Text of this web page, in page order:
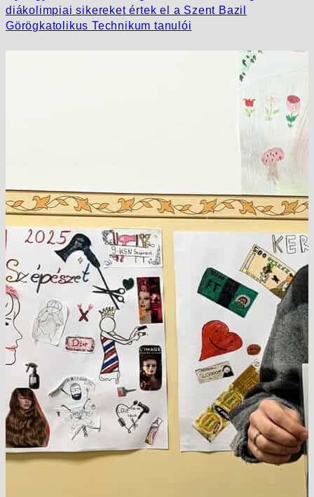
diákolimpiai sikereket értek el a Szent Bazil
Görögkatolikus Technikum tanulói